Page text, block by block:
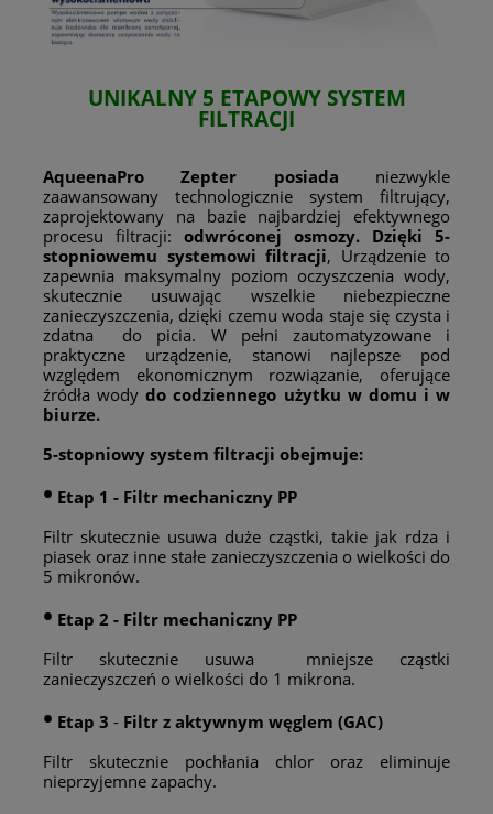
UNIKALNY 5 ETAPOWY SYSTEM
FILTRACJI
AqueenaPro Zepter posiada niezwykle
zaawansowany technologicznie system filtrujący,
zaprojektowany na bazie najbardziej efektywnego
procesu filtracji: odwróconej osmozy. Dzięki 5-
stopniowemu systemowi filtracji, Urządzenie to
zapewnia maksymalny poziom oczyszczenia wody,
skutecznie usuwając wszelkie niebezpieczne
zanieczyszczenia, dzięki czemu woda staje się czysta i
zdatna do picia. W pełni zautomatyzowane i
praktyczne urządzenie, stanowi najlepsze pod
względem ekonomicznym rozwiązanie, oferujące
źródła wodydo codziennego użytku w domu i w
biurze.
5-stopniowy system filtracji obejmuje:
• Etap 1 - Filtr mechaniczny PP
Filtr skutecznie usuwa duże cząstki, takie jak rdza i
piasek oraz inne stałe zanieczyszczenia o wielkości do
5 mikronów.
• Etap 2 - Filtr mechaniczny PP
Filtr skutecznie usuwa mniejsze cząstki
zanieczyszczeń o wielkości do 1 mikrona.
• Etap 3 - Filtr z aktywnym węglem (GAC)
Filtr skutecznie pochłania chlor oraz eliminuje
nieprzyjemne zapachy.